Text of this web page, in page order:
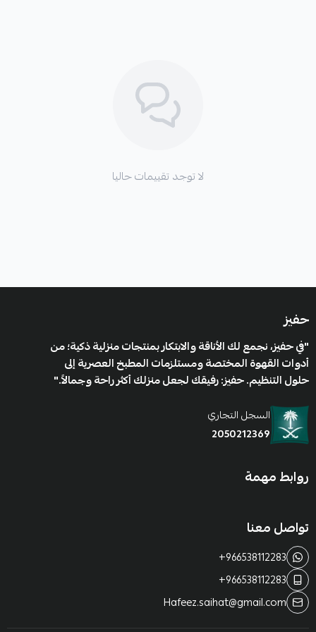
لجاذبيتك ودعي هذا العطر يعبر عن شخصيتك المتفردة.
لا توجد تقييمات حاليا
حفيز
"في حفيز، نجمع لك الأناقة والابتكار بمنتجات منزلية ذكية؛ من
أدوات القهوة المختصة ومستلزمات المطبخ العصرية إلى
حلول التنظيم. حفيز: رفيقك لجعل منزلك أكثر راحة وجمالاً."
السجل التجاري
2050212369
روابط مهمة
تواصل معنا
+966538112283
+966538112283
Hafeez.saihat@gmail.com